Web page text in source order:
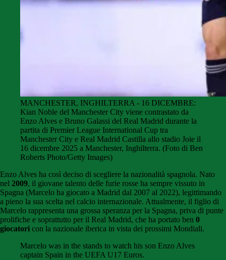
MANCHESTER, INGHILTERRA - 16 DICEMBRE:
Kian Noble del Manchester City viene contrastato da
Enzo Alves e Bruno Galassi del Real Madrid durante la
partita di Premier League International Cup tra
Manchester City e Real Madrid Castilla allo stadio Joie il
16 dicembre 2025 a Manchester, Inghilterra. (Foto di Ben
Roberts Photo/Getty Images)
Enzo Alves ha così deciso di scegliere la nazionalità spagnola. Nato
nel 2009, il giovane talento delle furie rosse ha sempre vissuto in
Spagna (Marcelo ha giocato a Madrid dal 2007 al 2022), legittimando
a pieno la sua scelta nel calcio internazionale. Attualmente, il figlio di
Marcelo rappresenta una grossa speranza per la Spagna, priva di punte
prolifiche e soprattutto per il Real Madrid, che ha portato ben 0
giocatori con la nazionale iberica in vista dei prossimi Mondiali.
Marcelo was in the stands to watch his son Enzo Alves
captain Spain in the UEFA U17 Euros.